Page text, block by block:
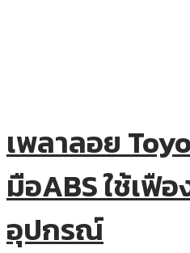
เพลาลอย
มือABS ใช้เฟื
อุปกรณ์